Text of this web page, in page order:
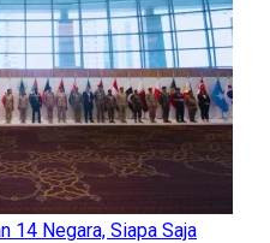
14 Negara, Siapa Saja